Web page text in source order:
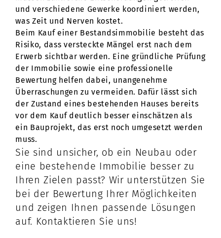
und verschiedene Gewerke koordiniert werden,
was Zeit und Nerven kostet.
Beim Kauf einer Bestandsimmobilie besteht das
Risiko, dass versteckte Mängel erst nach dem
Erwerb sichtbar werden. Eine gründliche Prüfung
der Immobilie sowie eine professionelle
Bewertung helfen dabei, unangenehme
Überraschungen zu vermeiden. Dafür lässt sich
der Zustand eines bestehenden Hauses bereits
vor dem Kauf deutlich besser einschätzen als
ein Bauprojekt, das erst noch umgesetzt werden
muss.
Sie sind unsicher, ob ein Neubau oder
eine bestehende Immobilie besser zu
Ihren Zielen passt? Wir unterstützen Sie
bei der Bewertung Ihrer Möglichkeiten
und zeigen Ihnen passende Lösungen
auf. Kontaktieren Sie uns!